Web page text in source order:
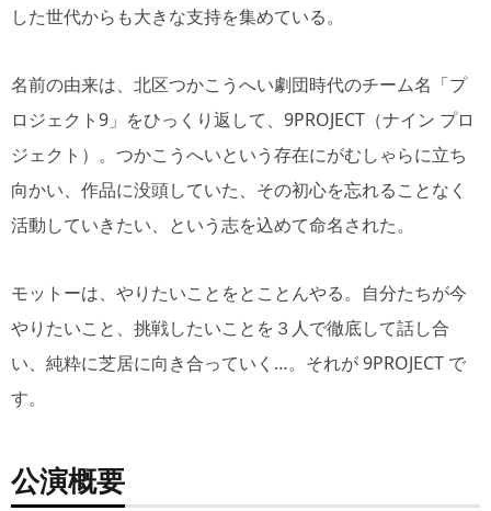
した世代からも大きな支持を集めている。
名前の由来は、北区つかこうへい劇団時代のチーム名「プ
ロジェクト9」をひっくり返して、9PROJECT（ナイン プロ
ジェクト）。つかこうへいという存在にがむしゃらに立ち
向かい、作品に没頭していた、その初心を忘れることなく
活動していきたい、という志を込めて命名された。
モットーは、やりたいことをとことんやる。自分たちが今
やりたいこと、挑戦したいことを３人で徹底して話し合
い、純粋に芝居に向き合っていく…。それが 9PROJECT で
す。
公演概要